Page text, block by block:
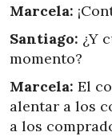
Marcela:
Santiago: ¿Y
momento?
Marcela: El
alentar a los
a los